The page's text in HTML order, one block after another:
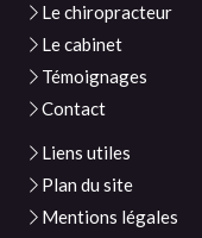
Le chiropracteur
Le cabinet
Témoignages
Contact
Liens utiles
Plan du site
Mentions légales